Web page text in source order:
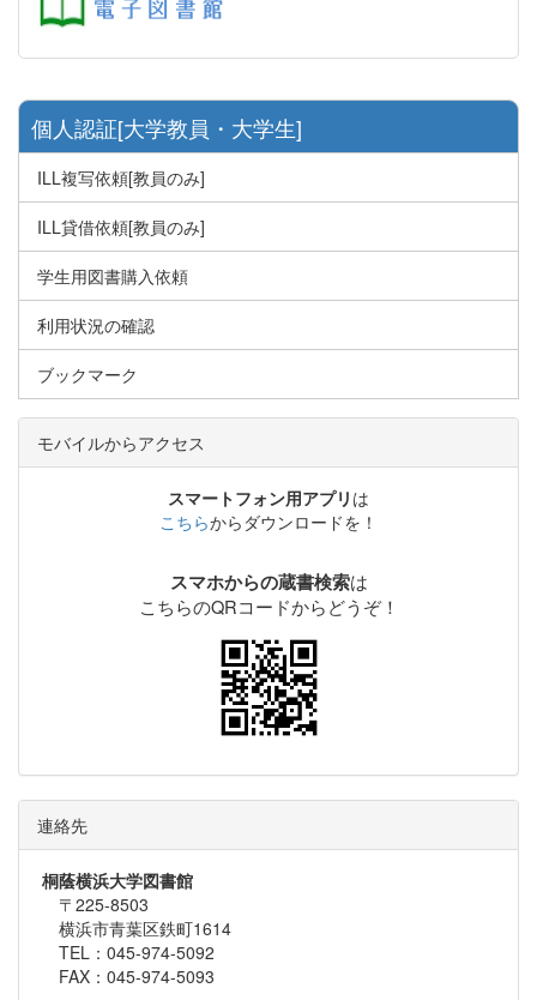
個人認証[大学教員・大学生]
ILL複写依頼[教員のみ]
ILL貸借依頼[教員のみ]
学生用図書購入依頼
利用状況の確認
ブックマーク
モバイルからアクセス
スマートフォン用アプリ は
こちらからダウンロードを！
スマホからの蔵書検索は
こちらのQRコードからどうぞ！
連絡先
桐蔭横浜大学図書館
〒225-8503
横浜市青葉区鉄町1614
TEL：045-974-5092
FAX：045-974-5093